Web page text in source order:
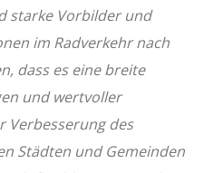
starke Vorbilder und
im Radverkehr nach
dass es eine breite
und wertvoller
Verbesserung des
Städten und Gemeinden